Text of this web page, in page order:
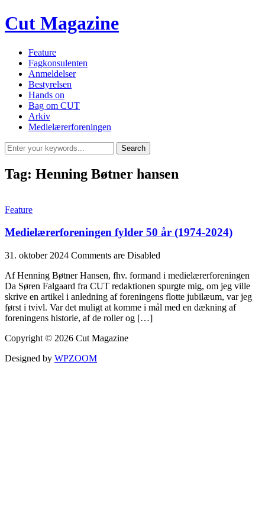
Cut Magazine
Feature
Fagkonsulenten
Anmeldelser
Bestyrelsen
Hands on
Bag om CUT
Arkiv
Medielærerforeningen
Tag: Henning Bøtner hansen
Feature
Medielærerforeningen fylder 50 år (1974-2024)
31. oktober 2024 Comments are Disabled
Af Henning Bøtner Hansen, fhv. formand i medielærerforeningen
Da Søren Falgaard fra CUT redaktionen spurgte mig, om jeg ville
skrive en artikel i anledning af foreningens flotte jubilæum, var jeg
først i tvivl. Var det muligt at komme i mål med en dækning af
foreningens historie, af de roller og […]
Copyright © 2026 Cut Magazine
Designed by WPZOOM